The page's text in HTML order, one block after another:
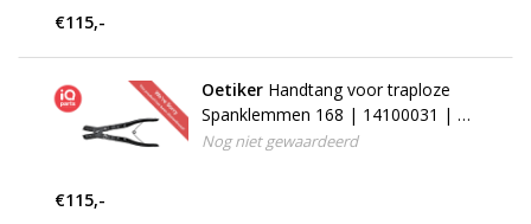
€115,-
Oetiker Handtang voor traploze
Spanklemmen 168 | 14100031 | 5
mm
Nog niet gewaardeerd
€115,-